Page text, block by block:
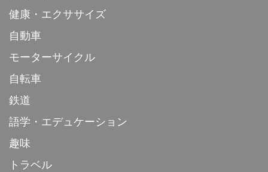
健康・エクササイズ
自動車
モーターサイクル
自転車
鉄道
語学・エデュケーション
趣味
トラベル